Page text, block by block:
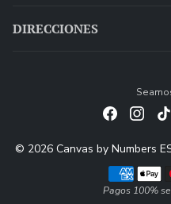
DIRECCIONES
© 2026 Canvas by Numbers
Métodos de
Pagos 100%